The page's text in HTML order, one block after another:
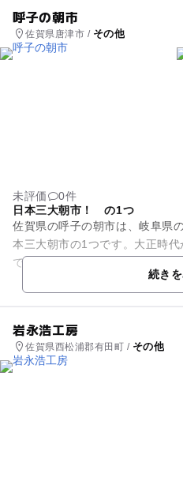
呼子の朝市
佐賀県唐津市 / その他
未評価
0件
日本三大朝市！ の1つ
佐賀県の呼子の朝市は、岐阜県
本三大朝市の1つです。大正時
で、毎朝、地元民から観光客ま
続き
岩永浩工房
佐賀県西松浦郡有田町 / その他